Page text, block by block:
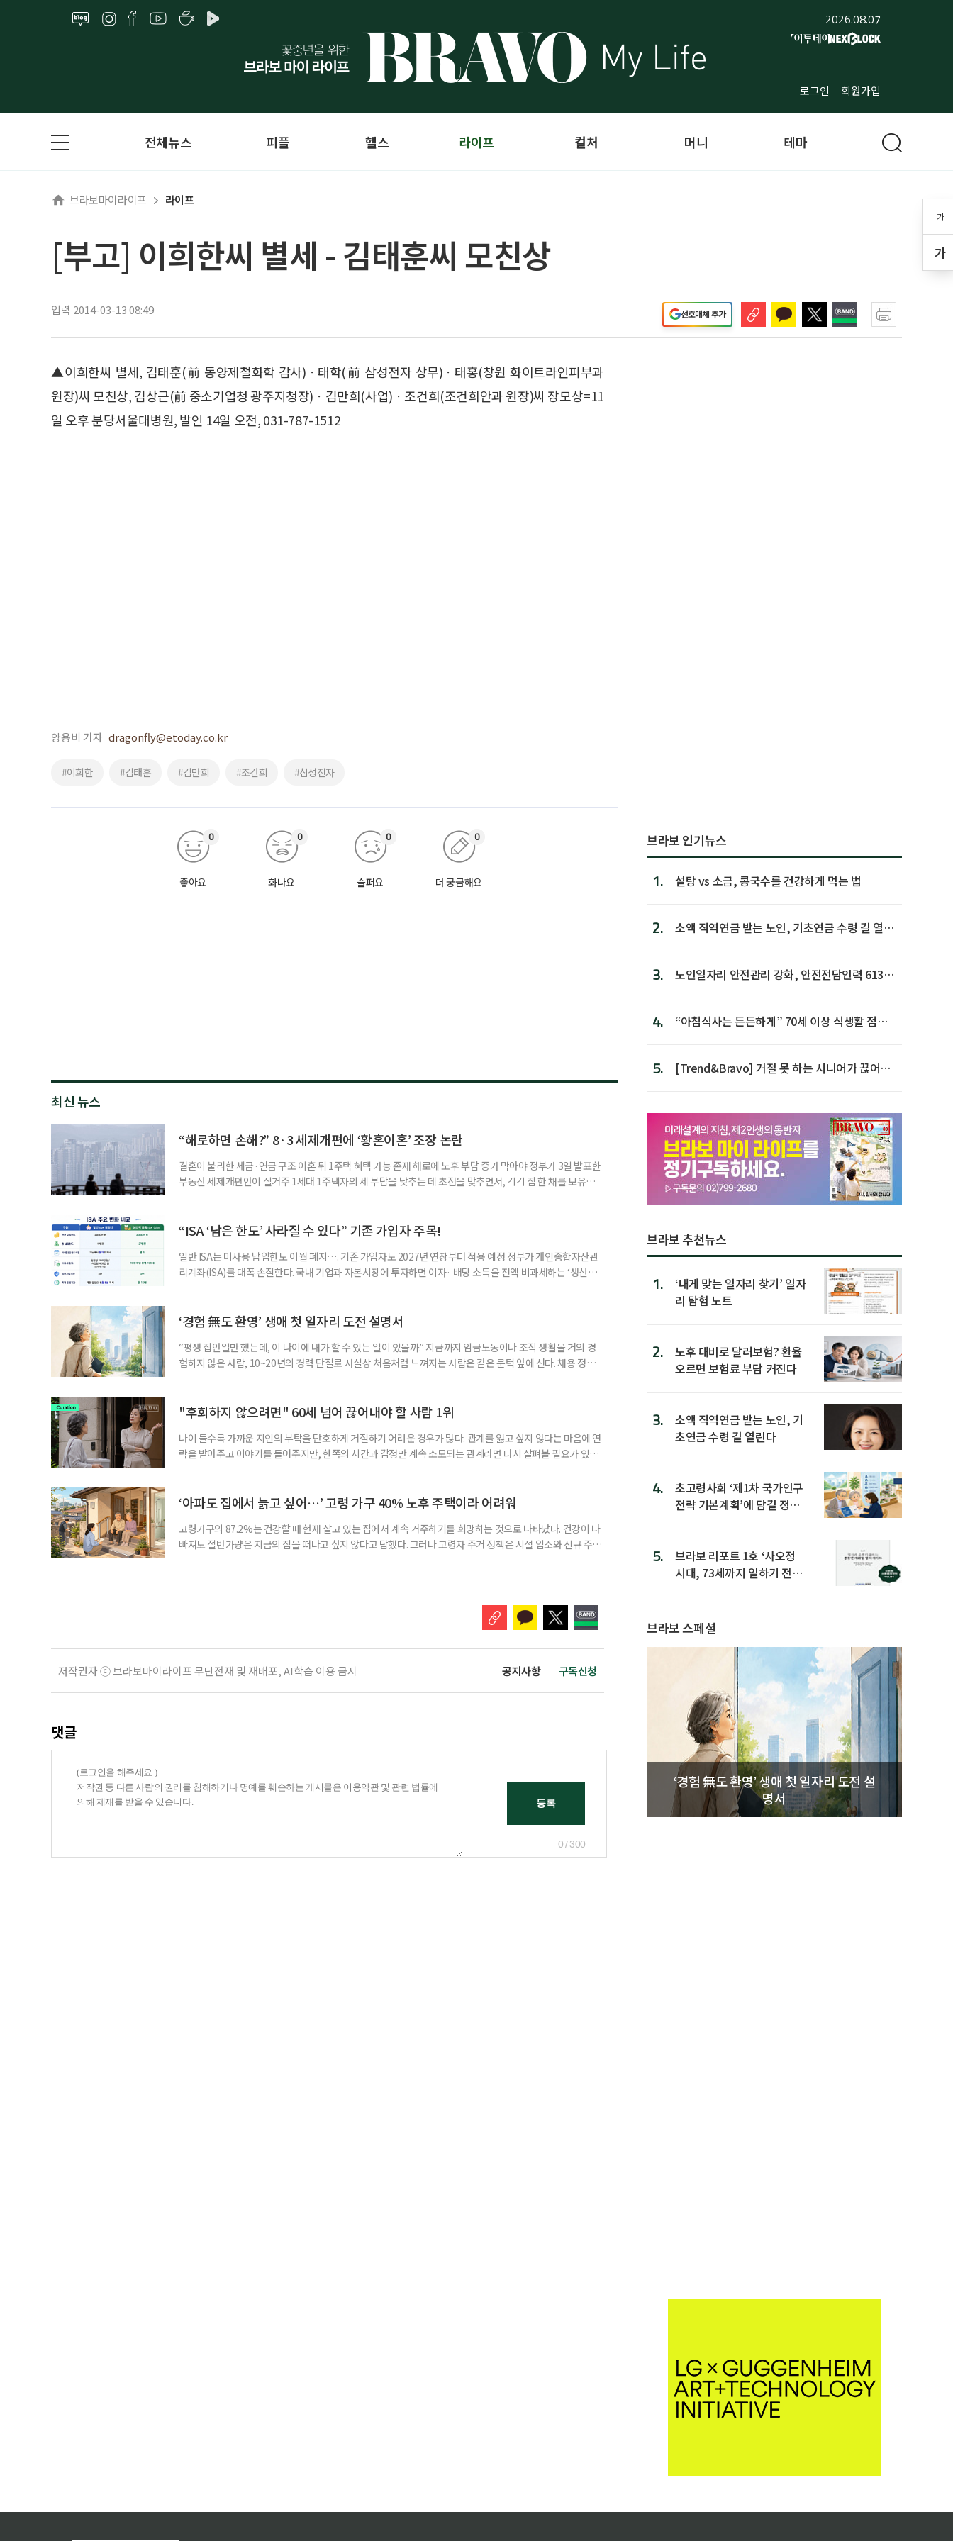
2026.08.07
로그인 회원가입
가
가
전체뉴스 피플 헬스 라이프 컬처 머니 테마
브라보마이라이프 라이프
[부고] 이희한씨 별세 - 김태훈씨 모친상
입력 2014-03-13 08:49 선호매체 추가
▲이희한씨 별세, 김태훈(前 동양제철화학 감사)ㆍ태학(前 삼성전자 상무)ㆍ태홍(창원 화이트라인피부과
원장)씨 모친상, 김상근(前 중소기업청 광주지청장)ㆍ김만희(사업)ㆍ조건희(조건희안과 원장)씨 장모상=11
일 오후 분당서울대병원, 발인 14일 오전, 031-787-1512
양용비 기자 dragonfly@etoday.co.kr
#이희한 #김태훈 #김만희 #조건희 #삼성전자
좋아요
0
화나요
0
슬퍼요
0
더 궁금해요
0
최신 뉴스
“해로하면 손해?” 8·3 세제개편에 ‘황혼이혼’ 조장 논란
결혼이 불리한 세금·연금 구조 이혼 뒤 1주택 혜택 가능 존재 해로에 노후 부담 증가 막아야 정부가 3일 발표한
부동산 세제개편안이 실거주 1세대 1주택자의 세 부담을 낮추는 데 초점을 맞추면서, 각각 집 한 채를 보유한
부가 각자 집 한 채씩을 보유하면 한 세대가 두 채를 가진 것으로 보지만, 실제 이혼해 주거와 생계를 분
“ISA ‘남은 한도’ 사라질 수 있다” 기존 가입자 주목!
일반 ISA는 미사용 납입한도 이월 폐지…. 기존 가입자도 2027년 연장부터 적용 예정 정부가 개인종합자산관
리계좌(ISA)를 대폭 손질한다. 국내 기업과 자본시장에 투자하면 이자· 배당 소득을 전액 비과세하는 ‘생산적
기 때문이다. 지난 3일 발표된 세제개편안이 국회 통과 후 그대로 시행된다면 법 시행 전 본
‘경험 無도 환영’ 생애 첫 일자리 도전 설명서
“평생 집안일만 했는데, 이 나이에 내가 할 수 있는 일이 있을까.” 지금까지 임금노동이나 조직 생활을 거의 경
험하지 않은 사람, 10~20년의 경력 단절로 사실상 처음처럼 느껴지는 사람은 같은 문턱 앞에 선다. 채용 정보를
경험이 풍부한 고령자는 중요한 국가 자원이다. 박경하 한국노인인력개발원 선임연구위
"후회하지 않으려면" 60세 넘어 끊어내야 할 사람 1위
나이 들수록 가까운 지인의 부탁을 단호하게 거절하기 어려운 경우가 많다. 관계를 잃고 싶지 않다는 마음에 연
락을 받아주고 이야기를 들어주지만, 한쪽의 시간과 감정만 계속 소모되는 관계라면 다시 살펴볼 필요가 있다.
게 여기며, 거절하는 순간 태도를 바꾸는 행동도 건강한 관계와는 거리가 멀다. 믿고 털어놓은 개인사나 약점을
‘아파도 집에서 늙고 싶어…’ 고령 가구 40% 노후 주택이라 어려워
고령가구의 87.2%는 건강할 때 현재 살고 있는 집에서 계속 거주하기를 희망하는 것으로 나타났다. 건강이 나
빠져도 절반가량은 지금의 집을 떠나고 싶지 않다고 답했다. 그러나 고령자 주거 정책은 시설 입소와 신규 주택
저작권자 ⓒ 브라보마이라이프 무단전재 및 재배포, AI학습 이용 금지 공지사항 구독신청
댓글
0 / 300
브라보 인기뉴스
1. 설탕 vs 소금, 콩국수를 건강하게 먹는 법
2.
소액 직역연금 받는 노인, 기초연금 수령 길 열린
3.
노인일자리 안전관리 강화, 안전전담인력 613명
4.
“아침식사는 든든하게” 70세 이상 식생활 점수
5.
[Trend&Bravo] 거절 못 하는 시니어가 끊어야
브라보 추천뉴스
1.
‘내게 맞는 일자리 찾기’ 일자
리 탐험 노트
2.
노후 대비로 달러보험? 환율
오르면 보험료 부담 커진다
3.
소액 직역연금 받는 노인, 기
초연금 수령 길 열린다
4.
초고령사회 ‘제1차 국가인구
전략 기본계획’에 담길 정책
5.
브라보 리포트 1호 ‘사오정
시대, 73세까지 일하기 전략’
브라보 스페셜
‘경험 無도 환영’ 생애 첫 일자리 도전 설
명서